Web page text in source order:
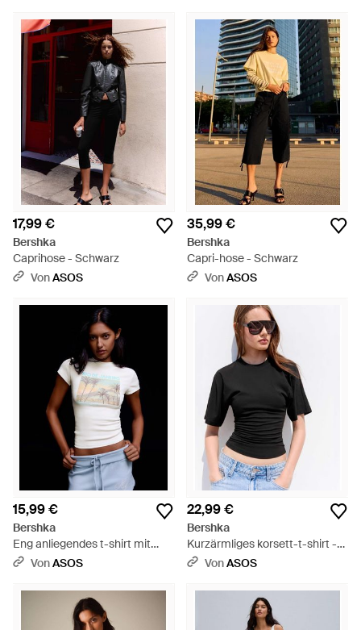
17,99 €
Bershka
Caprihose - Schwarz
VonASOS
35,99 €
Bershka
Capri-hose - Schwarz
VonASOS
15,99 €
Bershka
Eng anliegendes t-shirt mit
print - Schwarz
VonASOS
22,99 €
Bershka
Kurzärmliges korsett-t-shirt -
Schwarz
VonASOS